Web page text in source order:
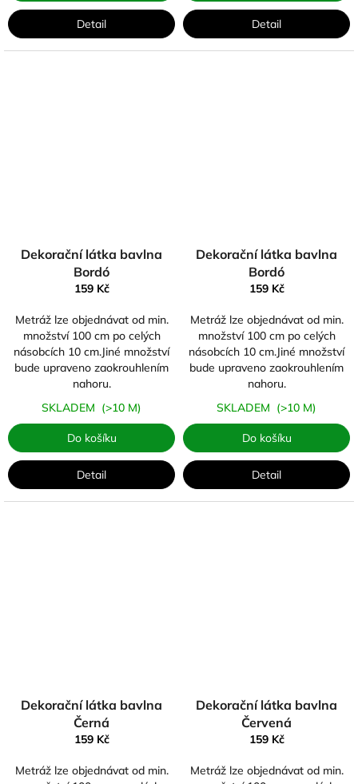
Detail Detail
Dekorační látka bavlna
Bordó
159 Kč
Metráž lze objednávat od min.
množství 100 cm po celých
násobcích 10 cm.Jiné množství
bude upraveno zaokrouhlením
nahoru.
SKLADEM (>10 M)
Do košíku
Detail
Dekorační látka bavlna
Bordó
159 Kč
Metráž lze objednávat od min.
množství 100 cm po celých
násobcích 10 cm.Jiné množství
bude upraveno zaokrouhlením
nahoru.
SKLADEM (>10 M)
Do košíku
Detail
Dekorační látka bavlna
Černá
159 Kč
Metráž lze objednávat od min.
Dekorační látka bavlna
Červená
159 Kč
Metráž lze objednávat od min.